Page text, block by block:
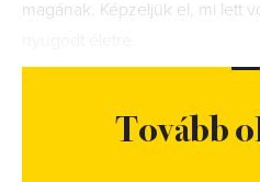
magának. Képzeljük el, mi lett
Tovább